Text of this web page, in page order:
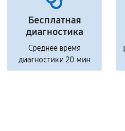
Бесплатная
диагностика
Среднее время
диагностики 20 мин